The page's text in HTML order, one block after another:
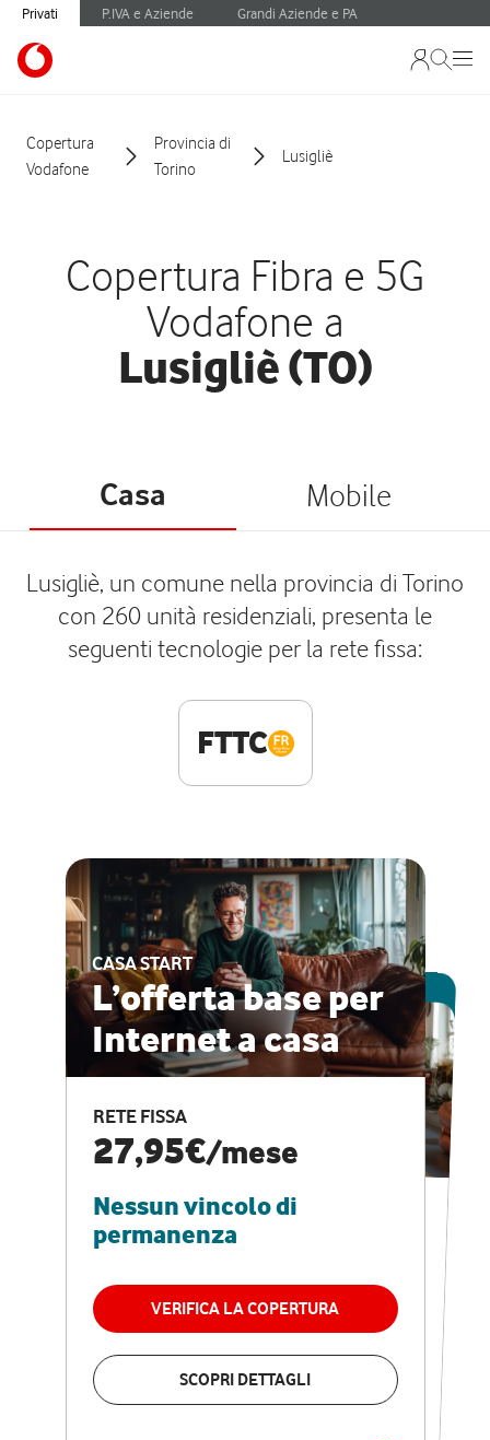
Privati P.IVA e Aziende Grandi Aziende e PA
Copertura
Vodafone
Provincia di
Torino
Lusigliè
Copertura Fibra e 5G
Vodafone a
Lusigliè (TO)
Casa Mobile
Lusigliè, un comune nella provincia di Torino
con 260 unità residenziali, presenta le
seguenti tecnologie per la rete fissa:
FTTC
CASA START
L’offerta base per
Internet a casa
RETE FISSA
27,95€/mese
Nessun vincolo di
permanenza
VERIFICA LA COPERTURA
SCOPRI DETTAGLI
ESCLUSIVA ONLINE
CASA PRO
Internet veloce e
vantaggi speciali
RETE FISSA + VODAFONE CLUB
29,95€
permanenza
VERIFICA LA COPERTURA